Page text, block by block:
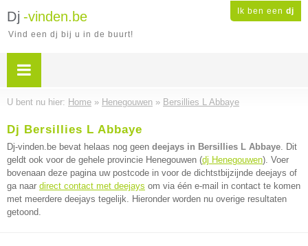
Ik ben een dj
Dj -vinden.be
Vind een dj bij u in de buurt!
U bent nu hier: Home » Henegouwen » Bersillies L Abbaye
Dj Bersillies L Abbaye
Dj-vinden.be bevat helaas nog geen deejays in Bersillies L Abbaye. Dit
geldt ook voor de gehele provincie Henegouwen (dj Henegouwen). Voer
bovenaan deze pagina uw postcode in voor de dichtstbijzijnde deejays of
ga naar direct contact met deejays om via één e-mail in contact te komen
met meerdere deejays tegelijk. Hieronder worden nu overige resultaten
getoond.